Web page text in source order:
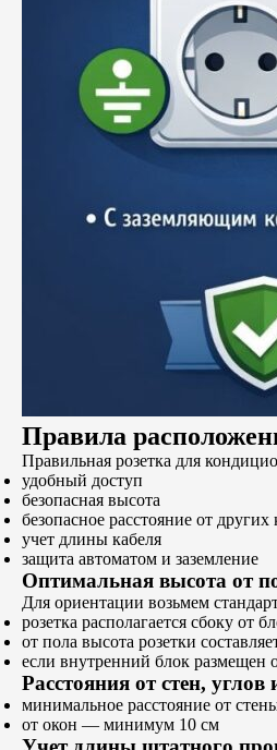
Правила
Правильная розетка для
удобный доступ
безопасная высота
безопасное расстояние от
учет длины кабеля
защита автоматом и заземление
Оптимальная высота от
Для ориентации возьмем
розетка располагается сбоку от
от пола высота розетки
если внутренний блок размещен
Расстояния от стен, углов
минимальное расстояние от
от окон — минимум 10 см